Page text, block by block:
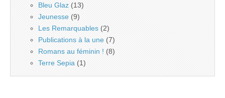
Bleu Glaz (13)
Jeunesse (9)
Les Remarquables (2)
Publications à la une (7)
Romans au féminin ! (8)
Terre Sepia (1)